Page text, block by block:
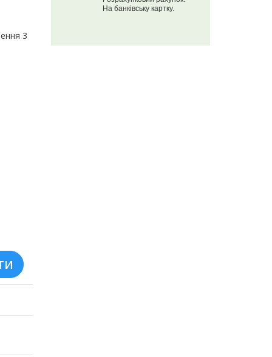
3
На банківську картку.